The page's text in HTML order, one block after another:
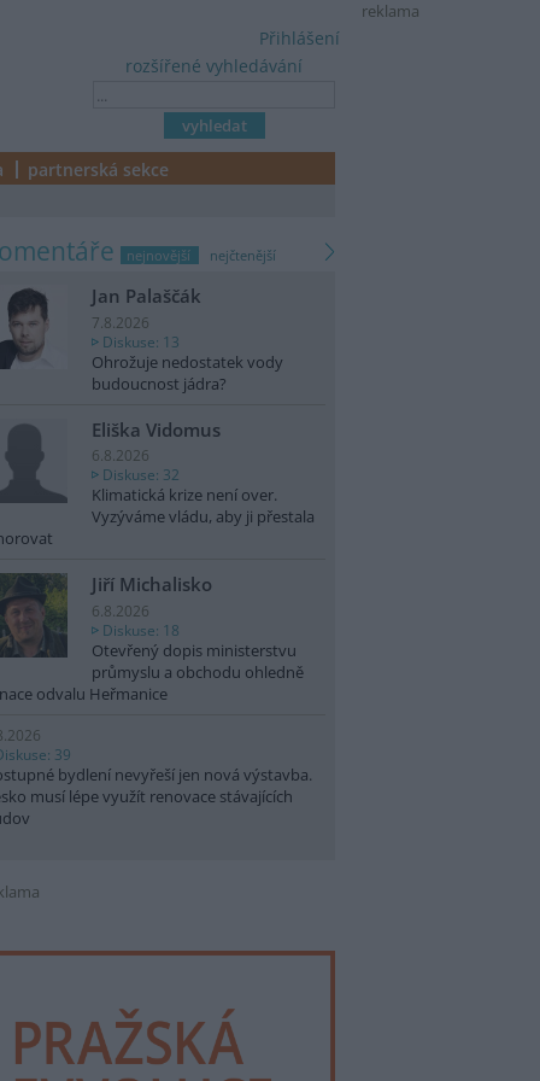
reklama
rozšířené vyhledávání
Přihlášení
partnerská sekce
nejnovější nejčtenější
Jan Palaščák
7.8.2026
Diskuse: 13
Ohrožuje nedostatek vody
budoucnost jádra?
Eliška Vidomus
6.8.2026
Diskuse: 32
Klimatická krize není over.
Vyzýváme vládu, aby ji přestala
Jiří Michalisko
6.8.2026
Diskuse: 18
Otevřený dopis ministerstvu
průmyslu a obchodu ohledně
odvalu Heřmanice
39
bydlení nevyřeší jen nová výstavba.
musí lépe využít renovace stávajících